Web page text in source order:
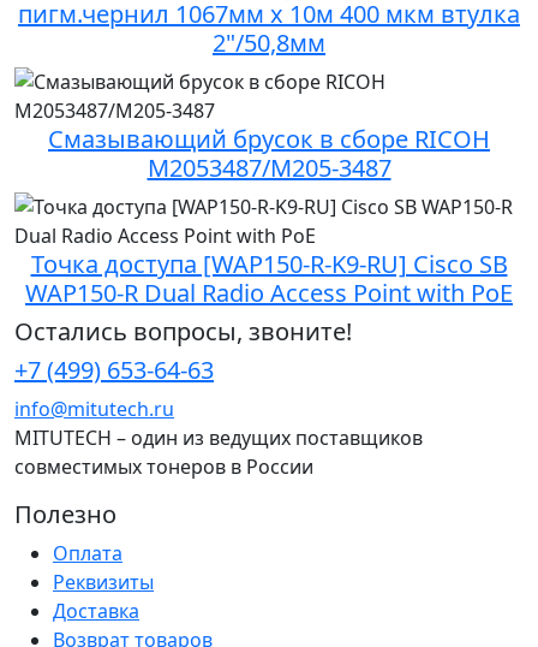
пигм.чернил 1067мм х 10м 400 мкм втулка
2"/50,8мм
Смазывающий брусок в сборе RICOH
M2053487/M205-3487
Точка доступа [WAP150-R-K9-RU] Cisco SB
WAP150-R Dual Radio Access Point with PoE
Остались вопросы, звоните!
+7 (499) 653-64-63
info@mitutech.ru
MITUTECH – один из ведущих поставщиков
совместимых тонеров в России
Полезно
Оплата
Реквизиты
Доставка
Возврат товаров